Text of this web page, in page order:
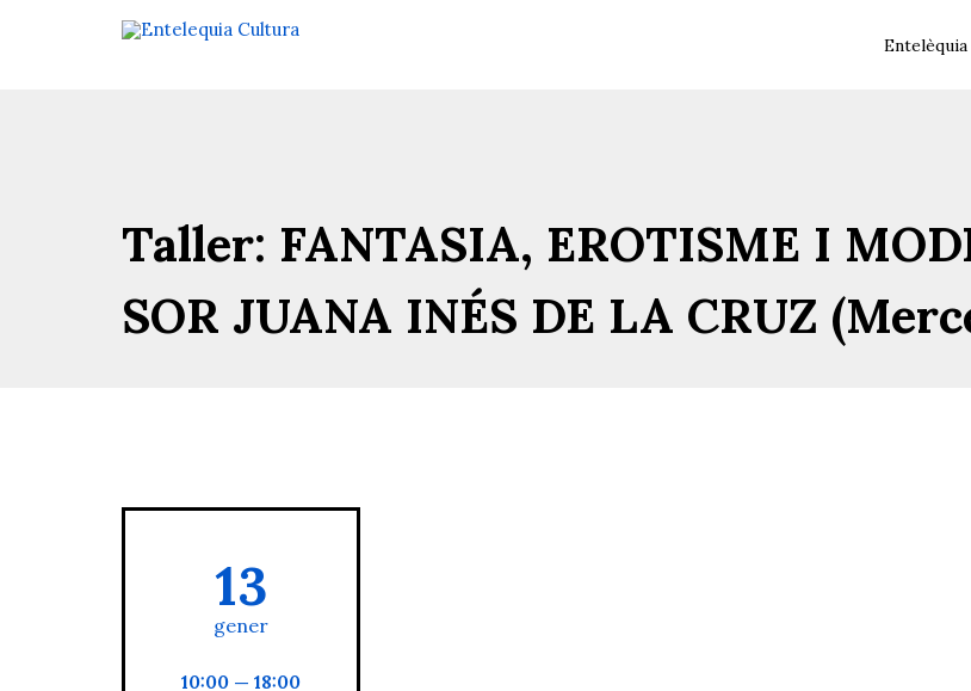
Entelèquia
Taller: FANTASIA, EROTISME I
SOR JUANA INÉS DE LA CRUZ
13
gener
10:00 — 18:00